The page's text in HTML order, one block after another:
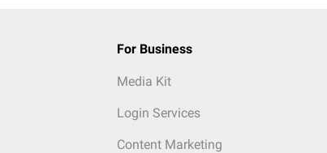
For Business
Media Kit
Login Services
Content Marketing